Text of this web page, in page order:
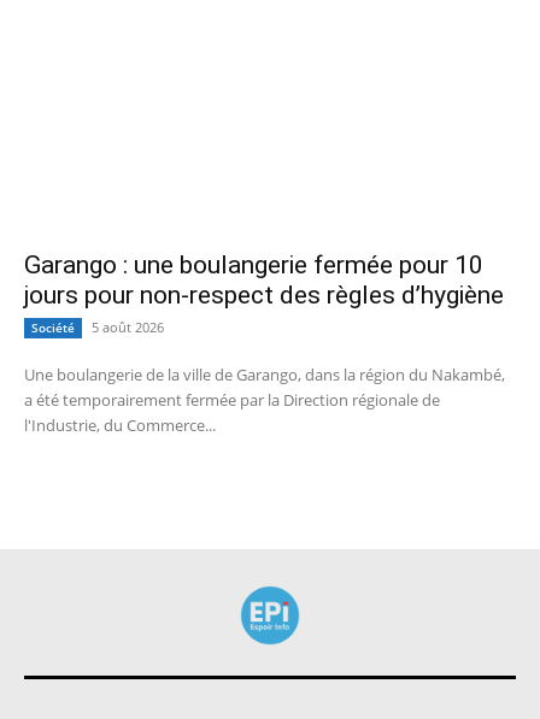
Garango : une boulangerie fermée pour 10
jours pour non-respect des règles d’hygiène
Société 5 août 2026
Une boulangerie de la ville de Garango, dans la région du Nakambé,
a été temporairement fermée par la Direction régionale de
l'Industrie, du Commerce...